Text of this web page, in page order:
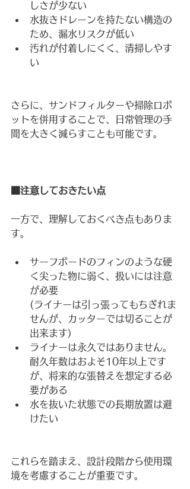
しさが少ない
水抜きドレーンを持たない構造の
ため、漏水リスクが低い
汚れが付着しにくく、清掃しやす
い
さらに、サンドフィルターや掃除ロボ
ットを併用することで、日常管理の手
間を大きく減らすことも可能です。
■注意しておきたい点
一方で、理解しておくべき点もありま
す。
サーフボードのフィンのような硬
く尖った物に弱く、扱いには注意
が必要
(ライナーは引っ張ってもちぎれま
せんが、カッターでは切ることが
出来ます)
ライナーは永久ではありません。
耐久年数はおよそ10年以上です
が、将来的な張替えを想定する必
要がある
水を抜いた状態での長期放置は避
けたい
これらを踏まえ、設計段階から使用環
境を考慮することが重要です。